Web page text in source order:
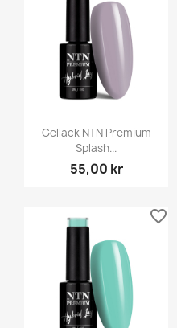
Gellack NTN Premium
Splash...
55,00 kr
favorite_border